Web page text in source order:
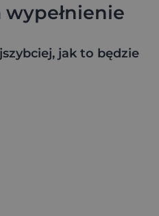
wypełnienie
jak to będzie